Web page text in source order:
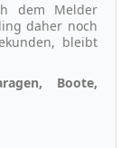
dem Melder
daher noch
bleibt
Boote,